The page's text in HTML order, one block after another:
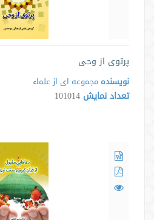
پرتوی از وحی
نویسنده مجموعه ای از علماء
تعداد نمایش 101014